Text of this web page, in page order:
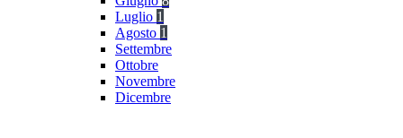
Luglio 1
Agosto 1
Settembre
Ottobre
Novembre
Dicembre